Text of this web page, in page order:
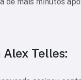
Alex Telles: